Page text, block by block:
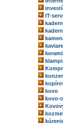
IT-
kovo
kovo-